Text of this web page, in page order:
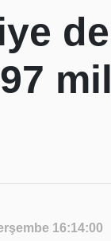
16:14:00